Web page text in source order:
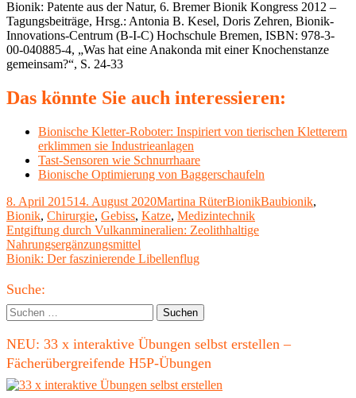
Bionik: Patente aus der Natur, 6. Bremer Bionik Kongress 2012 –
Tagungsbeiträge, Hrsg.: Antonia B. Kesel, Doris Zehren, Bionik-
Innovations-Centrum (B-I-C) Hochschule Bremen, ISBN: 978-3-
00-040885-4, „Was hat eine Anakonda mit einer Knochenstanze
gemeinsam?“, S. 24-33
Das könnte Sie auch interessieren:
Bionische Kletter-Roboter: Inspiriert von tierischen Kletterern
erklimmen sie Industrieanlagen
Tast-Sensoren wie Schnurrhaare
Bionische Optimierung von Baggerschaufeln
Veröffentlicht
am
8. April 201514. August 2020Autor
Martina RüterKategorien
BionikSchlagwörter
Baubionik,
Bionik, Chirurgie, Gebiss, Katze, Medizintechnik
Beitragsnavigation
Vorheriger
Beitrag:
Entgiftung durch Vulkanmineralien: Zeolithhaltige
Nahrungsergänzungsmittel
Nächster
Bionik: Der faszinierende Libellenflug
Haupt-
Seitenleiste
Suche:
Suchen
nach:
NEU: 33 x interaktive Übungen selbst erstellen –
Fächerübergreifende H5P-Übungen